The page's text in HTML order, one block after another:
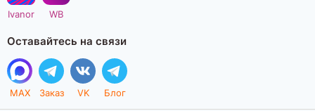
Ivanor WB
Оставайтесь на связи
MAX Заказ VK Блог